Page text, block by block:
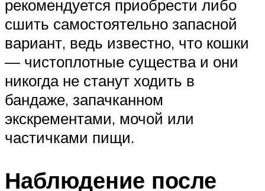
рекомендуется приобрести либо
сшить самостоятельно запасной
вариант, ведь известно, что кошки
— чистоплотные существа и они
никогда не станут ходить в
бандаже, запачканном
экскрементами, мочой или
частичками пищи.
Наблюдение после